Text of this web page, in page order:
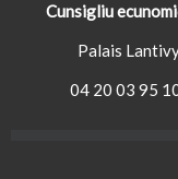
Cunsigliu
Palais
04 20 03 95